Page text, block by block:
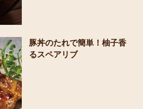
豚丼のたれで簡単！柚子香
るスペアリブ